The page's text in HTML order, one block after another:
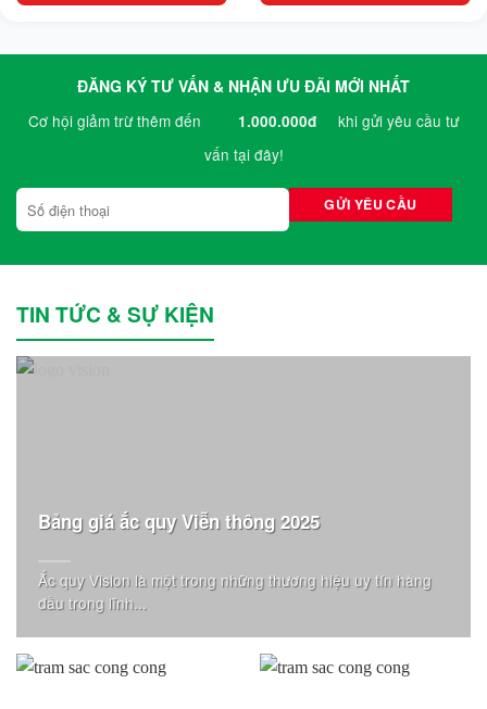
ĐĂNG KÝ TƯ VẤN & NHẬN ƯU ĐÃI MỚI NHẤT
Cơ hội giảm trừ thêm đến
1.000.000đ
khi gửi yêu cầu tư
vấn tại đây!
TIN TỨC & SỰ KIỆN
Bảng giá ắc quy Viễn thông 2025
Ắc quy Vision là một trong những thương hiệu uy tín hàng
đầu trong lĩnh...